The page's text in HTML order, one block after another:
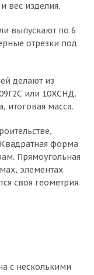
вес изделия.
выпускают по 6
отрезки под
делают из
или 10ХСНД.
итоговая масса.
форма
Прямоугольная
элементах
своя геометрия.
с несколькими